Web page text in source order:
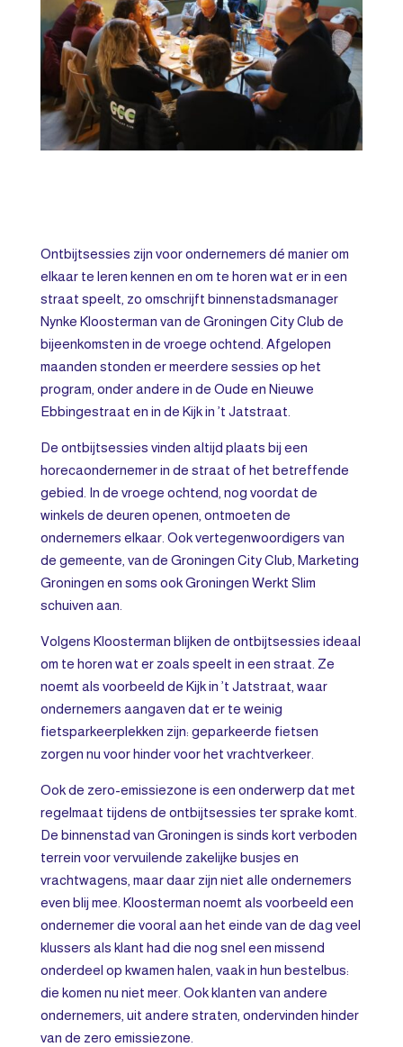
Ontbijtsessies zijn voor ondernemers dé manier om
elkaar te leren kennen en om te horen wat er in een
straat speelt, zo omschrijft binnenstadsmanager
Nynke Kloosterman van de Groningen City Club de
bijeenkomsten in de vroege ochtend. Afgelopen
maanden stonden er meerdere sessies op het
program, onder andere in de Oude en Nieuwe
Ebbingestraat en in de Kijk in ’t Jatstraat.
De ontbijtsessies vinden altijd plaats bij een
horecaondernemer in de straat of het betreffende
gebied. In de vroege ochtend, nog voordat de
winkels de deuren openen, ontmoeten de
ondernemers elkaar. Ook vertegenwoordigers van
de gemeente, van de Groningen City Club, Marketing
Groningen en soms ook Groningen Werkt Slim
schuiven aan.
Volgens Kloosterman blijken de ontbijtsessies ideaal
om te horen wat er zoals speelt in een straat. Ze
noemt als voorbeeld de Kijk in ’t Jatstraat, waar
ondernemers aangaven dat er te weinig
fietsparkeerplekken zijn: geparkeerde fietsen
zorgen nu voor hinder voor het vrachtverkeer.
Ook de zero-emissiezone is een onderwerp dat met
regelmaat tijdens de ontbijtsessies ter sprake komt.
De binnenstad van Groningen is sinds kort verboden
terrein voor vervuilende zakelijke busjes en
vrachtwagens, maar daar zijn niet alle ondernemers
even blij mee. Kloosterman noemt als voorbeeld een
ondernemer die vooral aan het einde van de dag veel
klussers als klant had die nog snel een missend
onderdeel op kwamen halen, vaak in hun bestelbus:
die komen nu niet meer. Ook klanten van andere
ondernemers, uit andere straten, ondervinden hinder
van de zero emissiezone.